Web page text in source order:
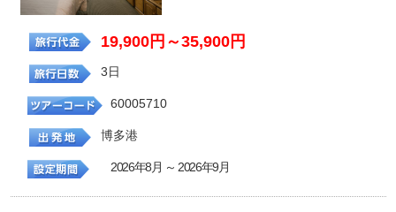
19,900円～35,900円
3日
60005710
博多港
2026年8月 ～ 2026年9月